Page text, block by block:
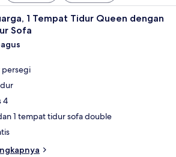
Kamar Keluarga, 1 Tempat
1 Tempat Tidur Queen dengan
Sofa
persegi
4
1 tempat tidur sofa double